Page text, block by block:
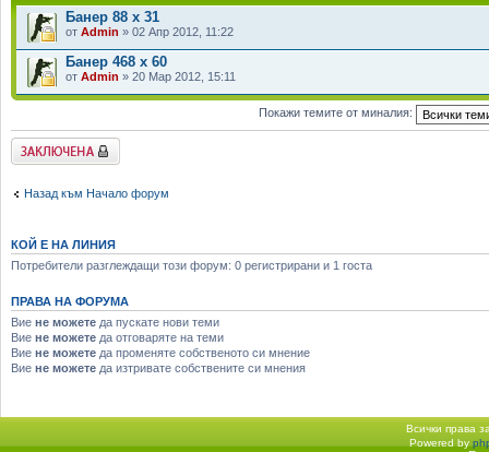
Банер 88 x 31
от Admin » 02 Апр 2012, 11:22
Банер 468 х 60
от Admin » 20 Мар 2012, 15:11
Покажи темите от миналия:
Заключен форум
Назад към Начало форум
КОЙ Е НА ЛИНИЯ
Потребители разглеждащи този форум: 0 регистрирани и 1 госта
ПРАВА НА ФОРУМА
Вие не можете да пускате нови теми
Вие не можете да отговаряте на теми
Вие не можете да променяте собственото си мнение
Вие не можете да изтривате собствените си мнения
Всички права
Начало форум Powered by